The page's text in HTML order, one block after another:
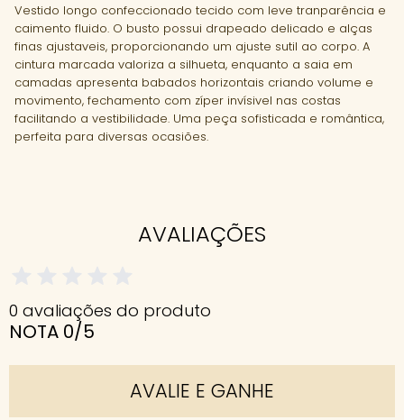
Vestido longo confeccionado tecido com leve tranparência e
caimento fluido. O busto possui drapeado delicado e alças
finas ajustaveis, proporcionando um ajuste sutil ao corpo. A
cintura marcada valoriza a silhueta, enquanto a saia em
camadas apresenta babados horizontais criando volume e
movimento, fechamento com zíper invísivel nas costas
facilitando a vestibilidade. Uma peça sofisticada e romântica,
perfeita para diversas ocasiões.
AVALIAÇÕES
0 avaliações do produto
NOTA 0/5
AVALIE E GANHE